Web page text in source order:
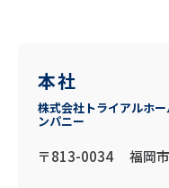
本社
株式会社トライアルホ
ンパニー
〒813-0034 福岡市